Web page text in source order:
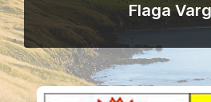
Flaga